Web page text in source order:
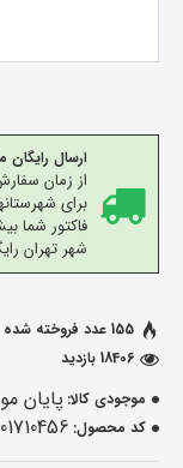
ارسال رایگان
برای
فاکتور شما
شهر تهران
موجودی کالا: پایان
کد محصول:
155 عدد فروخته شده
18406 بازدید